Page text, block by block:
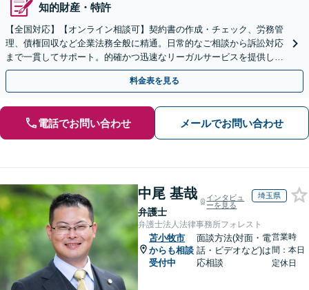
知的財産・特許
【全国対応】【オンライン相談可】契約書の作成・チェック、労務管
理、債権回収など企業法務全般に精通。日常的なご相談から訴訟対応
まで一貫してサポート。的確かつ迅速なリーガルサービスを提供しま
す。【初回相談無料】【休日・夜間相談可】
料金表を見る
電話でお問い合わせ メールでお問い合わせ
中尾 基哉
弁護士
インタビュ
ーを見る
埼玉県
弁護士法人法律事務所フォレスト
苫小牧市
からも相談
受付中
面談方法(対面・電
話・ビデオなど)は
応相談
営業時
間：本日
定休日